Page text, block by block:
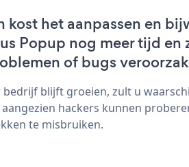
kost het aanpassen en
Popup nog meer tijd
of bugs
bedrijf blijft groeien, zult u
hackers kunnen
te misbruiken.